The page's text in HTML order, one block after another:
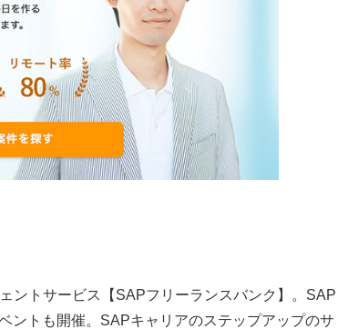
ントサービス【SAPフリーランスバンク】。SAP
ントも開催。SAPキャリアのステップアップのサ